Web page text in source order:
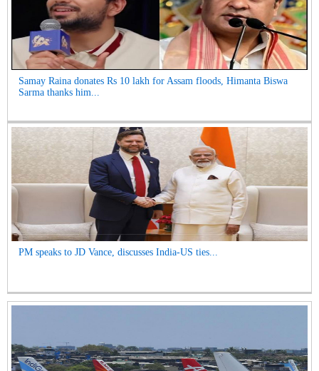
Samay Raina donates Rs 10 lakh for Assam floods, Himanta Biswa
Sarma thanks him...
PM speaks to JD Vance, discusses India-US ties...